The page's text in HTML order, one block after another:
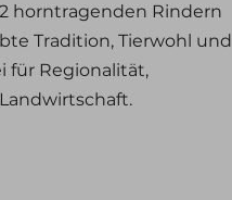
horntragenden Rindern
Tradition, Tierwohl und
für Regionalität,